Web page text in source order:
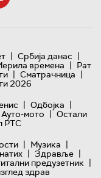
| Србија данас |
времена | Рат
| Сматрачница |
2026
| Одбојка |
Ауто-мото | Остали
РТС
| Музика |
| Здравље |
предузетник |
здрав